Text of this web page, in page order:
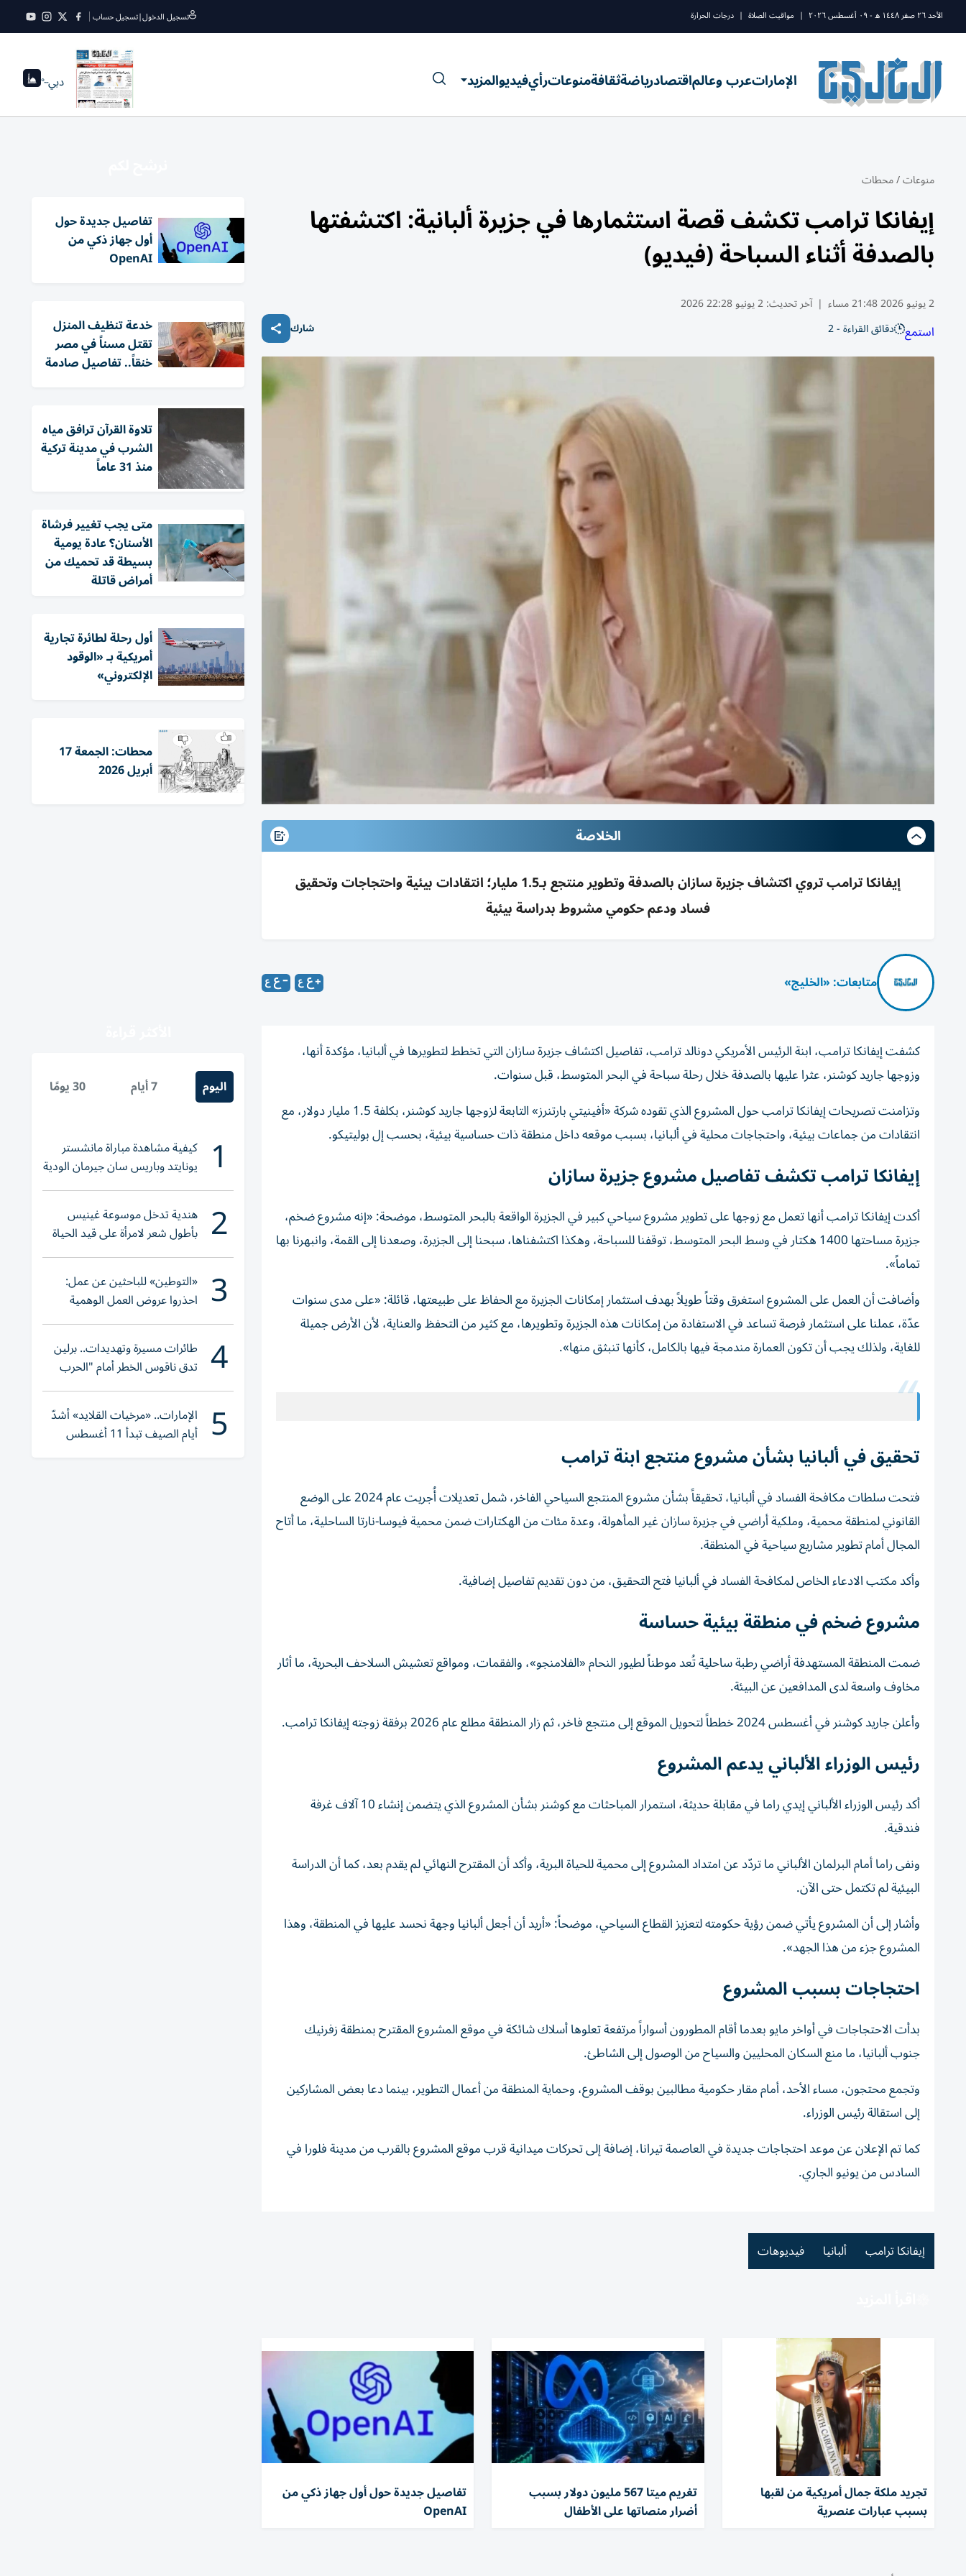
الأحد ٢٦ صفر ١٤٤٨ ه - ٠٩ أغسطس ٢٠٢٦ | مواقيت الصلاة | درجات الحرارة تسجيل الدخول|تسجيل حساب
الإماراتعرب وعالماقتصادرياضةثقافةمنوعاترأيفيديوالمزيد دبي--°
منوعات/محطات
إيفانكا ترامب تكشف قصة استثمارها في جزيرة ألبانية: اكتشفتها
بالصدفة أثناء السباحة (فيديو)
2 يونيو 2026 21:48 مساء | آخر تحديث:2 يونيو 22:28 2026
استمع دقائق القراءة - 2 شارك
الخلاصة
إيفانكا ترامب تروي اكتشاف جزيرة سازان بالصدفة وتطوير منتجع بـ1.5 مليار؛ انتقادات بيئية واحتجاجات وتحقيق
فساد ودعم حكومي مشروط بدراسة بيئية
متابعات: «الخليج»
كشفت إيفانكا ترامب، ابنة الرئيس الأمريكي دونالد ترامب، تفاصيل اكتشاف جزيرة سازان التي تخطط لتطويرها في ألبانيا، مؤكدة أنها،
وزوجها جاريد كوشنر، عثرا عليها بالصدفة خلال رحلة سباحة في البحر المتوسط، قبل سنوات.
وتزامنت تصريحات إيفانكا ترامب حول المشروع الذي تقوده شركة «أفينيتي بارتنرز» التابعة لزوجها جاريد كوشنر، بكلفة 1.5 مليار دولار، مع
انتقادات من جماعات بيئية، واحتجاجات محلية في ألبانيا، بسبب موقعه داخل منطقة ذات حساسية بيئية، بحسب إل بوليتيكو.
إيفانكا ترامب تكشف تفاصيل مشروع جزيرة سازان
أكدت إيفانكا ترامب أنها تعمل مع زوجها على تطوير مشروع سياحي كبير في الجزيرة الواقعة بالبحر المتوسط، موضحة: «إنه مشروع ضخم،
جزيرة مساحتها 1400 هكتار في وسط البحر المتوسط، توقفنا للسباحة، وهكذا اكتشفناها، سبحنا إلى الجزيرة، وصعدنا إلى القمة، وانبهرنا بها
تماماً».
وأضافت أن العمل على المشروع استغرق وقتاً طويلاً بهدف استثمار إمكانات الجزيرة مع الحفاظ على طبيعتها، قائلة: «على مدى سنوات
عدّة، عملنا على استثمار فرصة تساعد في الاستفادة من إمكانات هذه الجزيرة وتطويرها، مع كثير من التحفظ والعناية، لأن الأرض جميلة
للغاية، ولذلك يجب أن تكون العمارة مندمجة فيها بالكامل، كأنها تنبثق منها».
تحقيق في ألبانيا بشأن مشروع منتجع ابنة ترامب
فتحت سلطات مكافحة الفساد في ألبانيا، تحقيقاً بشأن مشروع المنتجع السياحي الفاخر، شمل تعديلات أُجريت عام 2024 على الوضع
القانوني لمنطقة محمية، وملكية أراضي في جزيرة سازان غير المأهولة، وعدة مئات من الهكتارات ضمن محمية فيوسا-نارتا الساحلية، ما أتاح
المجال أمام تطوير مشاريع سياحية في المنطقة.
وأكد مكتب الادعاء الخاص لمكافحة الفساد في ألبانيا فتح التحقيق، من دون تقديم تفاصيل إضافية.
مشروع ضخم في منطقة بيئية حساسة
ضمت المنطقة المستهدفة أراضي رطبة ساحلية تُعد موطناً لطيور النحام «الفلامنجو»، والفقمات، ومواقع تعشيش السلاحف البحرية، ما أثار
مخاوف واسعة لدى المدافعين عن البيئة.
وأعلن جاريد كوشنر في أغسطس 2024 خططاً لتحويل الموقع إلى منتجع فاخر، ثم زار المنطقة مطلع عام 2026 برفقة زوجته إيفانكا ترامب.
رئيس الوزراء الألباني يدعم المشروع
أكد رئيس الوزراء الألباني إيدي راما في مقابلة حديثة، استمرار المباحثات مع كوشنر بشأن المشروع الذي يتضمن إنشاء 10 آلاف غرفة
فندقية.
ونفى راما أمام البرلمان الألباني ما تردّد عن امتداد المشروع إلى محمية للحياة البرية، وأكد أن المقترح النهائي لم يقدم بعد، كما أن الدراسة
البيئية لم تكتمل حتى الآن.
وأشار إلى أن المشروع يأتي ضمن رؤية حكومته لتعزيز القطاع السياحي، موضحاً: «أريد أن أجعل ألبانيا وجهة نحسد عليها في المنطقة، وهذا
المشروع جزء من هذا الجهد».
احتجاجات بسبب المشروع
بدأت الاحتجاجات في أواخر مايو بعدما أقام المطورون أسواراً مرتفعة تعلوها أسلاك شائكة في موقع المشروع المقترح بمنطقة زفرنيك
جنوب ألبانيا، ما منع السكان المحليين والسياح من الوصول إلى الشاطئ.
وتجمع محتجون، مساء الأحد، أمام مقار حكومية مطالبين بوقف المشروع، وحماية المنطقة من أعمال التطوير، بينما دعا بعض المشاركين
إلى استقالة رئيس الوزراء.
كما تم الإعلان عن موعد احتجاجات جديدة في العاصمة تيرانا، إضافة إلى تحركات ميدانية قرب موقع المشروع بالقرب من مدينة فلورا في
السادس من يونيو الجاري.
إيفانكا ترامب ألبانيا فيديوهات
تجريد ملكة جمال أمريكية من لقبها
بسبب عبارات عنصرية
تغريم ميتا 567 مليون دولار بسبب
أضرار منصاتها على الأطفال
تفاصيل جديدة حول أول جهاز ذكي من
OpenAI
تفاصيل جديدة حول
أول جهاز ذكي من
OpenAI
خدعة تنظيف المنزل
تقتل مسناً في مصر
خنقاً.. تفاصيل صادمة
تلاوة القرآن ترافق مياه
الشرب في مدينة تركية
منذ 31 عاماً
متى يجب تغيير فرشاة
الأسنان؟ عادة يومية
بسيطة قد تحميك من
أمراض قاتلة
أول رحلة لطائرة تجارية
أمريكية بـ «الوقود
الإلكتروني»
محطات: الجمعة 17
أبريل 2026
اليوم 7 أيام 30 يومًا
1 كيفية مشاهدة مباراة مانشستر
يونايتد وباريس سان جيرمان الودية
والقنوات الناقلة
2 هندية تدخل موسوعة غينيس
بأطول شعر لامرأة على قيد الحياة
3 «التوطين» للباحثين عن عمل:
احذروا عروض العمل الوهمية
وتحققوا عبر «الباركود»
4 طائرات مسيرة وتهديدات.. برلين
تدق ناقوس الخطر أمام "الحرب
الهجينة"
5 الإمارات.. «مرخيات القلايد» أشدّ
أيام الصيف تبدأ 11 أغسطس